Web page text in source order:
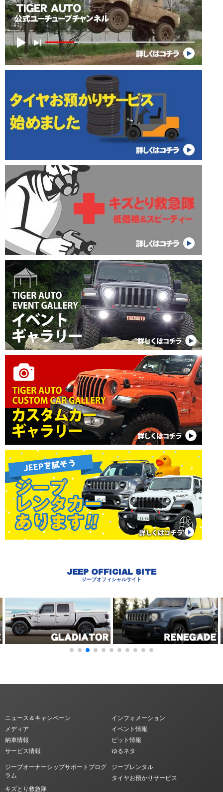
JEEP OFFICIAL SITE
ジープオフィシャルサイト
ニュース＆キャンペーン
インフォメーション
メディア
イベント情報
納車情報
ピット情報
サービス情報
ゆるネタ
ジープオーナーシップサポートプログ
ラム
ジープレンタル
タイヤお預かりサービス
キズとり救急隊